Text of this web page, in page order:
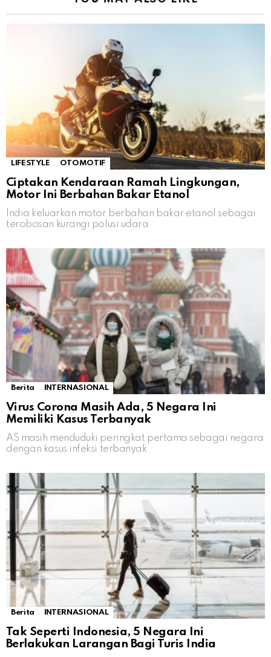
LIFESTYLE OTOMOTIF
Ciptakan Kendaraan Ramah Lingkungan,
Motor Ini Berbahan Bakar Etanol
India keluarkan motor berbahan bakar etanol sebagai
terobosan kurangi polusi udara
Berita INTERNASIONAL
Virus Corona Masih Ada, 5 Negara Ini
Memiliki Kasus Terbanyak
AS masih menduduki peringkat pertama sebagai negara
dengan kasus infeksi terbanyak
Berita INTERNASIONAL
Tak Seperti Indonesia, 5 Negara Ini
Berlakukan Larangan Bagi Turis India